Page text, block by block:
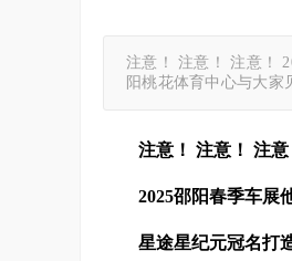
注意！ 注意！ 注意！
阳桃花体育中心与大
注意！ 注意！ 注意
2025邵阳春季车展
星途星纪元冠名打